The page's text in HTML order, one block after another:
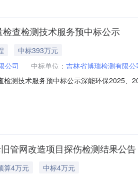
查检测技术服务预中标公示
中标393万元
公司 中标单位： 吉林省博瑞检测有限公
测技术服务预中标公示深能环保2025
报价：￥3,930,000.00元，质量：满足招
管网改造项目探伤检测结果公告
算4万元
中标4万元